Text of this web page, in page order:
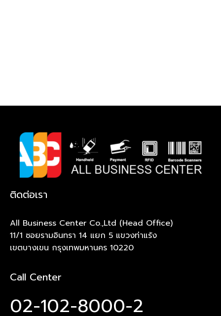
ติดต่อเรา
All Business Center Co.,Ltd (Head Office)
11/1 ซอยรามอินทรา 14 แยก 5 แขวงท่าแร้ง
เขตบางเขน กรุงเทพมหานคร 10220
Call Center
02-102-8000-2